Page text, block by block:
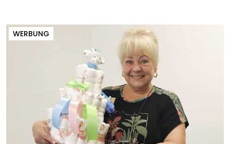
WERBUNG